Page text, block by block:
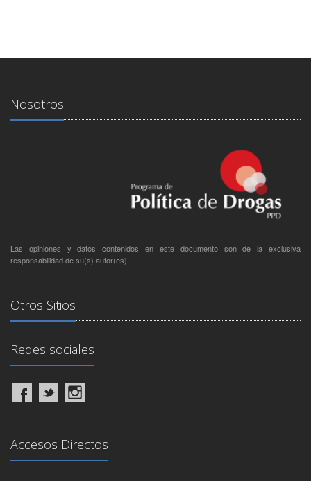
Nosotros
Las opiniones y datos contenidos en este documento son de la exclusiva
responsabilidad de su(s) autor(es).
Otros Sitios
Redes sociales
Accesos Directos